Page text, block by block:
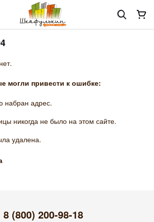
могли привести к ошибке:
набран адрес.
никогда не было на этом сайте.
удалена.
8 (800) 200-98-18